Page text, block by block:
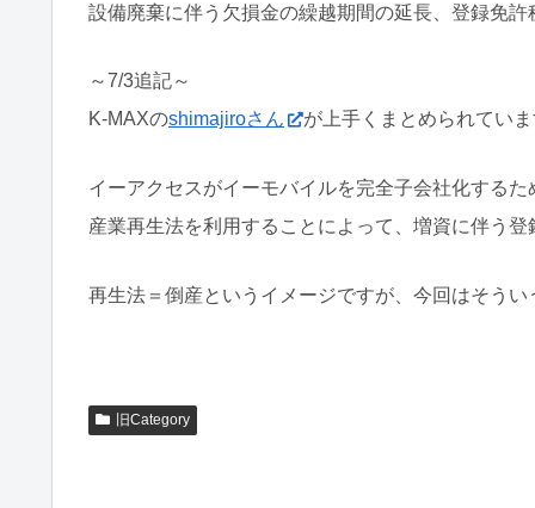
設備廃棄に伴う欠損金の繰越期間の延長、登録免
～7/3追記～
K-MAXのshimajiroさん が上手くまとめられていま
イーアクセスがイーモバイルを完全子会社化するた
産業再生法を利用することによって、増資に伴う登
再生法＝倒産というイメージですが、今回はそうい
旧Category